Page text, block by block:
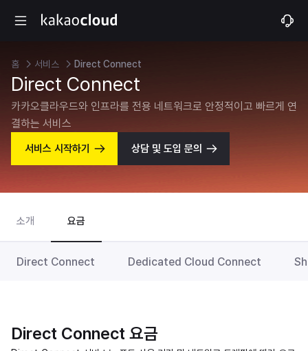
홈 서비스 Direct Connect
Direct Connect
카카오클라우드와 인프라를 전용 네트워크로 안정적이고 빠르게 연
결하는 서비스
서비스 시작하기 상담 및 도입 문의
소개 요금
Direct Connect Dedicated Cloud Connect
Direct Connect 요금